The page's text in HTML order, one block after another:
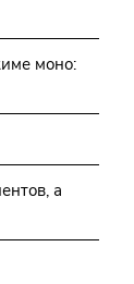
моно:
а